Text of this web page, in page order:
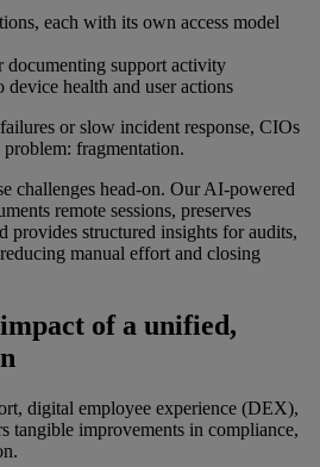
each with its own access model
documenting support activity
health and user actions
or slow incident response, CIOs
fragmentation.
challenges head-on. Our AI-powered
remote sessions, preserves
provides structured insights for audits,
manual effort and closing
of a unified,
digital employee experience (DEX),
tangible improvements in compliance,